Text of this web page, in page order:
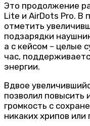
Это продолжение
Lite и AirDots Pro. В
отметить
подзарядки
а с кейсом – целые
час,
энергии.
Вдвое
позволил повысить
громкость с
никаких хрипов или